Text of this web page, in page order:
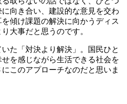
向き合い、建設的な意見を交わ
傾け課題の解決に向かうディス
大事だと思うのです。
た「対決より解決」。国民ひと
を感じながら生活できる社会を
このアプローチなのだと思いま